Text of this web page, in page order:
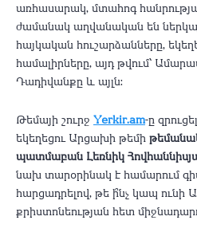
առհասարակ, մտահոգ
ժամանակ աղվանական են
հայկական հուշարձանները,
համալիրները, այդ թվում՝
Դադիվանքը և այլն։
Թեմայի շուրջ Yerkir.am-ը
եկեղեցու Արցախի թեմի
պատմաբան Լեռնիկ
նախ տարօրինակ է համարում
հարցադրելով, թե ի՞նչ կապ ունի
քրիստոնեության հետ